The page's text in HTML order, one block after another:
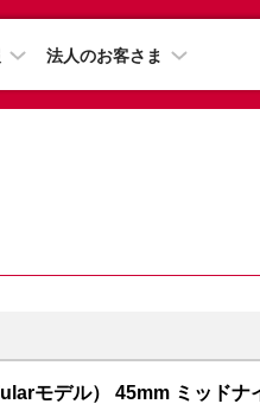
法人のお客さま
モデル） 45mm ミッドナ